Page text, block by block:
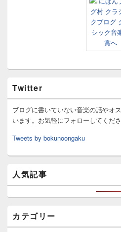
Twitter
ブログに書いていない音楽の話やオ
います。お気軽にフォローしてくだ
Tweets by bokunoongaku
人気記事
カテゴリー